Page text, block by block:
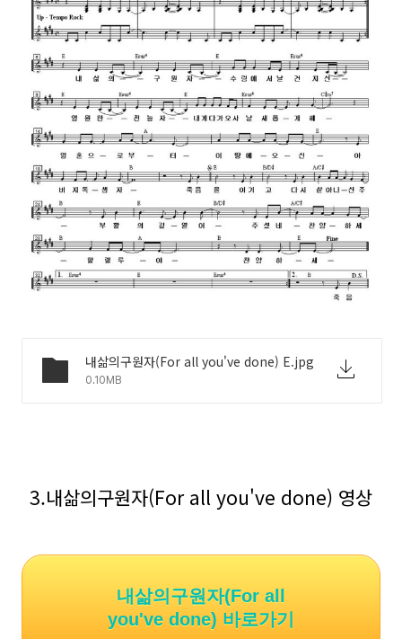
내삶의구원자(For all you've done) E.jpg
0.10MB
3.내삶의구원자(For all you've done) 영상
내삶의구원자(For all
you've done) 바로가기